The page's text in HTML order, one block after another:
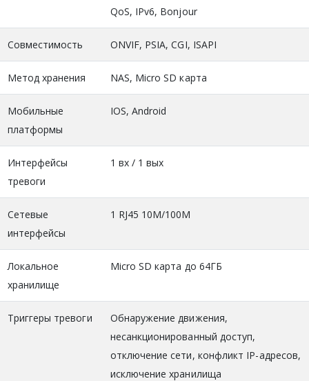
QoS, IPv6, Bonjour
Совместимость ONVIF, PSIA, CGI, ISAPI
Метод хранения NAS, Micro SD карта
Мобильные
платформы
IOS, Android
Интерфейсы
тревоги
1 вх / 1 вых
Сетевые
интерфейсы
1 RJ45 10M/100M
Локальное
хранилище
Micro SD карта до 64ГБ
Триггеры тревоги
Обнаружение движения,
несанкционированный доступ,
отключение сети, конфликт IP-адресов,
исключение хранилища